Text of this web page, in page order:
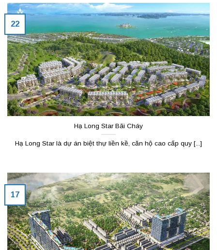
Hạ Long Star Bãi Cháy
Hạ Long Star là dự án biệt thự liền kề, căn hộ cao cấp quy [...]
22
17